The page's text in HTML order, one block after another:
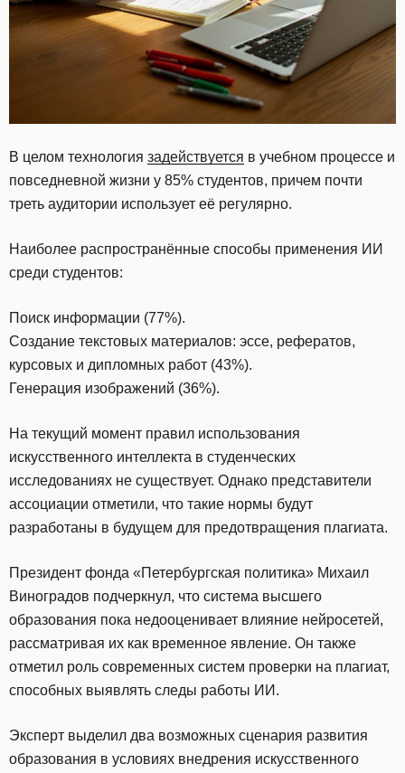
В целом технология задействуется в учебном процессе и
повседневной жизни у 85% студентов, причем почти
треть аудитории использует её регулярно.
Наиболее распространённые способы применения ИИ
среди студентов:
Поиск информации (77%).
Создание текстовых материалов: эссе, рефератов,
курсовых и дипломных работ (43%).
Генерация изображений (36%).
На текущий момент правил использования
искусственного интеллекта в студенческих
исследованиях не существует. Однако представители
ассоциации отметили, что такие нормы будут
разработаны в будущем для предотвращения плагиата.
Президент фонда «Петербургская политика» Михаил
Виноградов подчеркнул, что система высшего
образования пока недооценивает влияние нейросетей,
рассматривая их как временное явление. Он также
отметил роль современных систем проверки на плагиат,
способных выявлять следы работы ИИ.
Эксперт выделил два возможных сценария развития
образования в условиях внедрения искусственного